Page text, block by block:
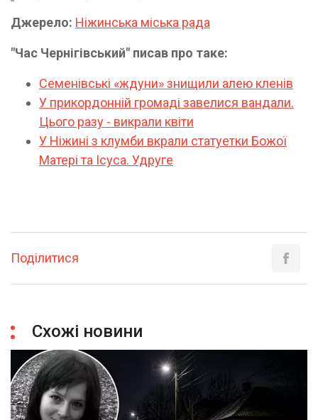
Джерело: Ніжинська міська рада
"Час Чернігівський" писав про таке:
Семенівські «ждуни» знищили алею кленів
У прикордонній громаді завелися вандали.
Цього разу - викрали квіти
У Ніжині з клумби вкрали статуетки Божої
Матері та Ісуса. Удруге
Поділитися
Схожі новини